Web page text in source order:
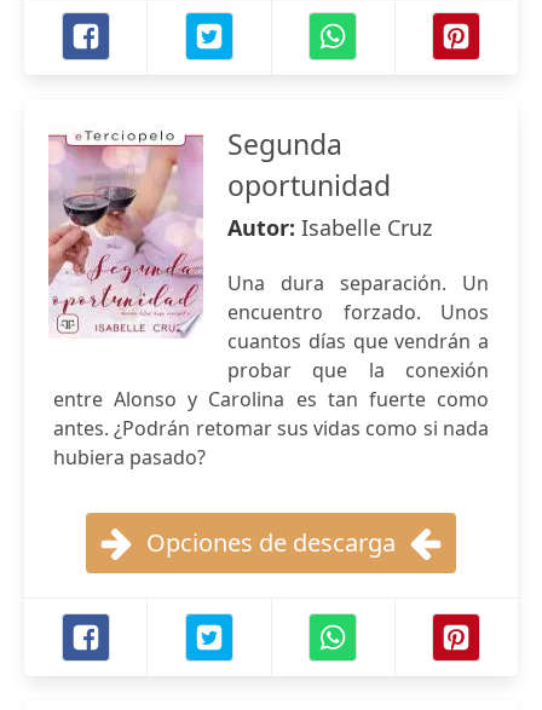
Segunda
oportunidad
Autor: Isabelle Cruz
Una dura separación. Un
encuentro forzado. Unos
cuantos días que vendrán a
probar que la conexión
entre Alonso y Carolina es tan fuerte como
antes. ¿Podrán retomar sus vidas como si nada
hubiera pasado?
Opciones de descarga